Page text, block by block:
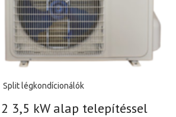
Split légkondícionálók
3,5 kW alap telepítéssel